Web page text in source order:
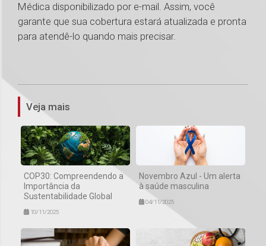
Médica disponibilizado por e-mail. Assim, você
garante que sua cobertura estará atualizada e pronta
para atendê-lo quando mais precisar.
Veja mais
COP30: Compreendendo a
Importância da
Sustentabilidade Global
10/11/2025
Novembro Azul - Um alerta
à saúde masculina
04/11/2025